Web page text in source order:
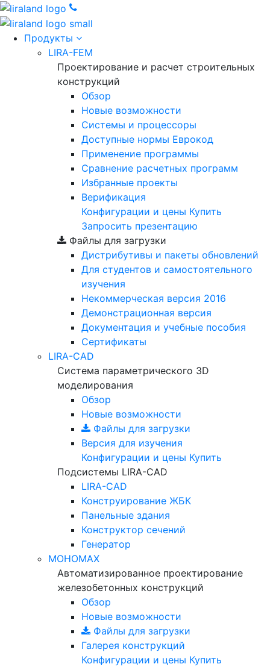
Продукты
LIRA-FEM
Проектирование и расчет строительных
конструкций
Обзор
Новые возможности
Cистемы и процессоры
Доступные нормы Еврокод
Применение программы
Сравнение расчетных программ
Избранные проекты
Верификация
Конфигурации и цены Купить
Запросить презентацию
Файлы для загрузки
Дистрибутивы и пакеты обновлений
Для студентов и самостоятельного
изучения
Некоммерческая версия 2016
Демонстрационная версия
Документация и учебные пособия
Сертификаты
LIRA-CAD
Система параметрического 3D
моделирования
Обзор
Новые возможности
Файлы для загрузки
Версия для изучения
Конфигурации и цены Купить
Подсистемы LIRA-CAD
LIRA-CAD
Конструирование ЖБК
Панельные здания
Конструктор сечений
Генератор
МОНОМАХ
Автоматизированное проектирование
железобетонных конструкций
Обзор
Новые возможности
Файлы для загрузки
Галерея конструкций
Конфигурации и цены Купить